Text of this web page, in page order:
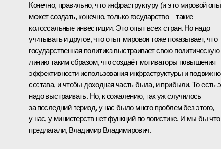
Конечно, правильно, что инфраструктуру (и это мировой
может создать, конечно, только государство – такие
колоссальные инвестиции. Это опыт всех стран. Но надо
учитывать и другое, что опыт мировой тоже показывает, что
государственная политика выстраивает свою политическую
линию таким образом, что создаёт мотиваторы повышения
эффективности использования инфраструктуры и
состава, и чтобы доходная часть была, и прибыли. То есть
надо выстраивать. Но, к сожалению, так уж случилось
за последний период, у нас было много проблем без этого,
у нас, у министерств нет функций по логистике. И мы бы что
предлагали, Владимир Владимирович.